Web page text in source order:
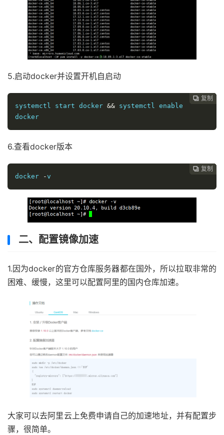
5.启动docker并设置开机自启动
 复制
 复制
 复制
 复制
 复制
 复制
 复制
systemctl start docker && systemctl enable
docker
6.查看docker版本
 复制
 复制
 复制
 复制
 复制
 复制
docker
-v
二、配置镜像加速
1.因为docker的官方仓库服务器都在国外，所以拉取非常的
困难、缓慢，这里可以配置阿里的国内仓库加速。
大家可以去阿里云上免费申请自己的加速地址，并有配置步
骤，很简单。